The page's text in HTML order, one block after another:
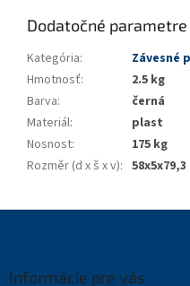
Dodatočné parametre
Kategória:
Závesné
Hmotnosť:
2.5 kg
Barva:
černá
Materiál:
plast
Nosnost:
175 kg
Rozměr (d x š x v): 58x5x79,3
Informácie pre vás